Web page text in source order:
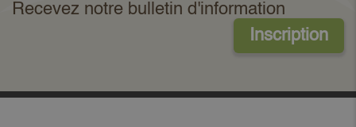
Recevez notre bulletin d'information
Inscription